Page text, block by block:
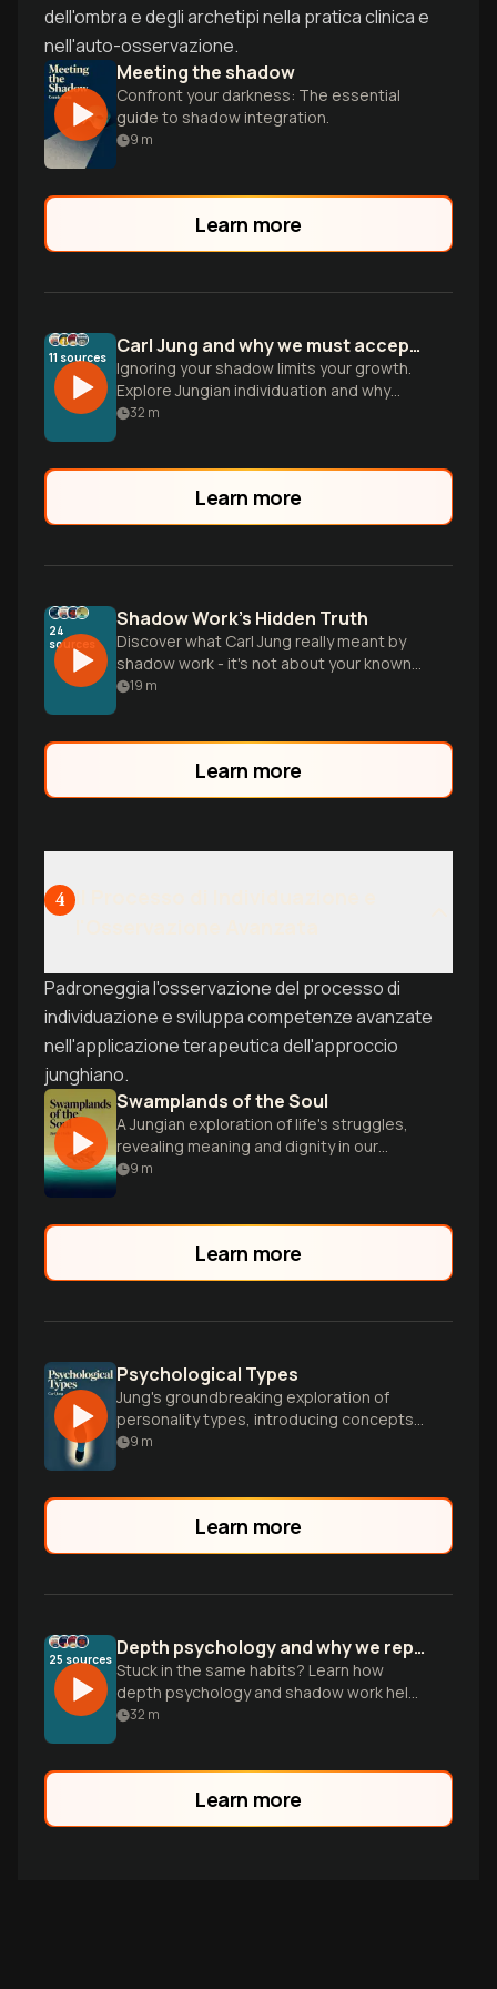
dell'ombra e degli archetipi nella pratica clinica e
nell'auto-osservazione.
Meeting the shadow
Confront your darkness: The essential
guide to shadow integration.
9 m
Learn more
11 sources Carl Jung and why we must accept our darkness
Ignoring your shadow limits your growth.
Explore Jungian individuation and why
integrating rejected traits is the only path
32 m
Learn more
24
sources
Shadow Work's Hidden Truth
Discover what Carl Jung really meant by
shadow work - it's not about your known
flaws, but the hidden parts of yourself,
19 m
Learn more
4
Padroneggia l'osservazione del processo di
individuazione e sviluppa competenze avanzate
nell'applicazione terapeutica dell'approccio
junghiano.
Swamplands of the Soul
A Jungian exploration of life's struggles,
revealing meaning and dignity in our
darkest moments of guilt, grief, and
9 m
Learn more
Psychological Types
Jung's groundbreaking exploration of
personality types, introducing concepts
like introversion and extraversion that
9 m
Learn more
25 sources Depth psychology and why we repeat old patterns
Stuck in the same habits? Learn how
depth psychology and shadow work help
you understand your unconscious mind to
32 m
Learn more